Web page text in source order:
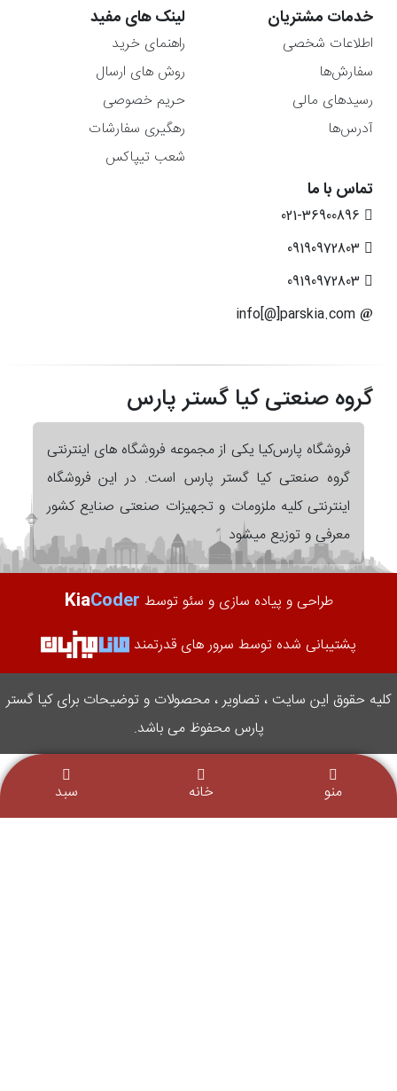
خدمات مشتریان
اطلاعات شخصی
سفارش‌ها
رسیدهای مالی
آدرس‌ها
لینک های مفید
راهنمای خرید
روش های ارسال
حریم خصوصی
رهگیری سفارشات
شعب تیپاکس
تماس با ما
گروه صنعتی کیا گستر پارس
فروشگاه پارس‌کیا یکی از مجموعه فروشگاه های اینترنتی
گروه صنعتی کیا گستر پارس است. در این فروشگاه
اینترنتی کلیه ملزومات و تجهیزات صنعتی صنایع کشور
معرفی و توزیع میشود
طراحی و پیاده سازی و سئو توسط KiaCoder
پشتیبانی شده توسط سرور های قدرتمند
کلیه حقوق این سایت ، تصاویر ، محصولات و توضیحات برای کیا گستر
پارس محفوظ می باشد.
منو خانه سبد